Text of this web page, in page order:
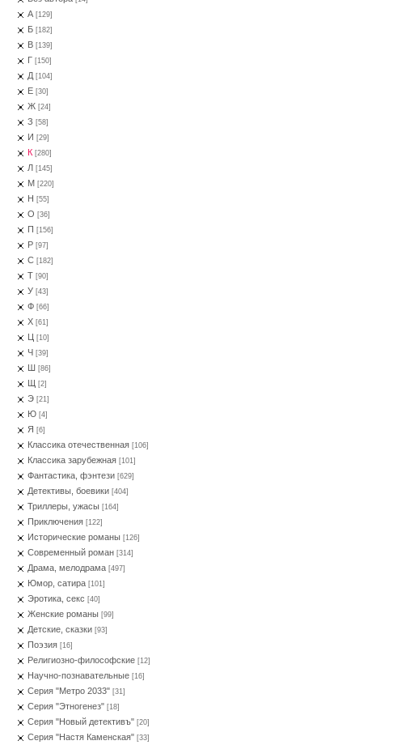
А [129]
Б [182]
В [139]
Г [150]
Д [104]
Е [30]
Ж [24]
З [58]
И [29]
К [280]
Л [145]
М [220]
Н [55]
О [36]
П [156]
Р [97]
С [182]
Т [90]
У [43]
Ф [66]
Х [61]
Ц [10]
Ч [39]
Ш [86]
Щ [2]
Э [21]
Ю [4]
Я [6]
Классика отечественная [106]
Классика зарубежная [101]
Фантастика, фэнтези [629]
Детективы, боевики [404]
Триллеры, ужасы [164]
Приключения [122]
Исторические романы [126]
Современный роман [314]
Драма, мелодрама [497]
Юмор, сатира [101]
Эротика, секс [40]
Женские романы [99]
Детские, сказки [93]
Поэзия [16]
Религиозно-философские [12]
Научно-познавательные [16]
Серия "Метро 2033" [31]
Серия "Этногенез" [18]
Серия "Новый детективъ" [20]
Серия "Настя Каменская" [33]